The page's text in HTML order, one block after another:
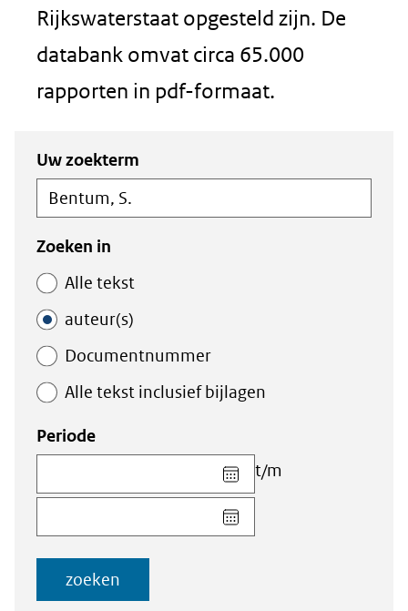
Rijkswaterstaat opgesteld zijn. De
databank omvat circa 65.000
rapporten in pdf-formaat.
Zoeken
in
de
index
Zoeken
binnen
de
index
Uw zoekterm
Zoeken in
Alle tekst
auteur(s)
Documentnummer
Alle tekst inclusief bijlagen
Periode
Kies
datum
voor
veld
t/m
Kies
datum
zoeken